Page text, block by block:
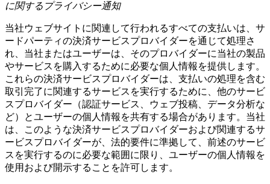
に関するプライバシー通知
当社ウェブサイトに関連して行われるすべての支払いは、サ
ードパーティの決済サービスプロバイダーを通じて処理さ
れ、当社またはユーザーは、そのプロバイダーに当社の製品
やサービスを購入するために必要な個人情報を提供します。
これらの決済サービスプロバイダーは、支払いの処理を含む
取引完了に関連するサービスを実行するために、他のサービ
スプロバイダー（認証サービス、ウェブ投稿、データ分析な
ど）とユーザーの個人情報を共有する場合があります。当社
は、このような決済サービスプロバイダーおよび関連するサ
ービスプロバイダーが、法的要件に準拠して、前述のサービ
スを実行するのに必要な範囲に限り、ユーザーの個人情報を
使用および開示することを許可します。